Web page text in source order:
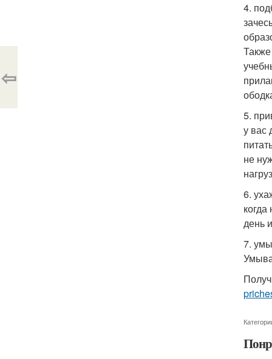
4.
5.
у вас
не
6.
день
7.
⇦